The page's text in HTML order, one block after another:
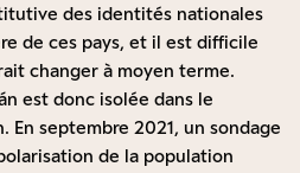
des identités nationales
de ces pays, et il est difficile
changer à moyen terme.
est donc isolée dans le
En septembre 2021, un sondage
de la population